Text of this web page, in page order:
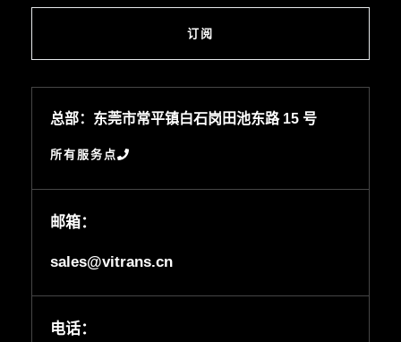
订阅
总部：东莞市常平镇白石岗田池东路 15 号
所有服务点
邮箱：
sales@vitrans.cn
电话：